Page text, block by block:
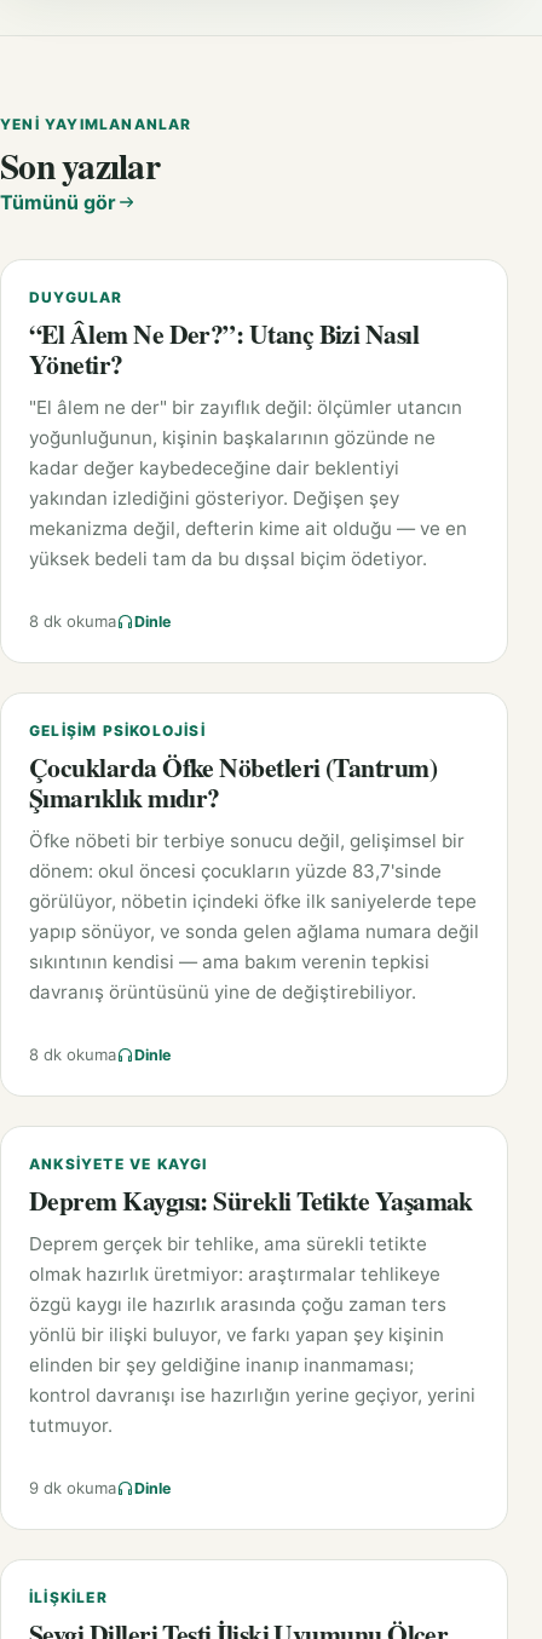
YENI YAYIMLANANLAR
Son yazılar
Tümünü gör
DUYGULAR
“El Âlem Ne Der?”: Utanç Bizi Nasıl
Yönetir?
"El âlem ne der" bir zayıflık değil: ölçümler utancın
yoğunluğunun, kişinin başkalarının gözünde ne
kadar değer kaybedeceğine dair beklentiyi
yakından izlediğini gösteriyor. Değişen şey
mekanizma değil, defterin kime ait olduğu — ve en
yüksek bedeli tam da bu dışsal biçim ödetiyor.
8 dk okuma Dinle
GELIŞIM PSIKOLOJISI
Çocuklarda Öfke Nöbetleri (Tantrum)
Şımarıklık mıdır?
Öfke nöbeti bir terbiye sonucu değil, gelişimsel bir
dönem: okul öncesi çocukların yüzde 83,7'sinde
görülüyor, nöbetin içindeki öfke ilk saniyelerde tepe
yapıp sönüyor, ve sonda gelen ağlama numara değil
sıkıntının kendisi — ama bakım verenin tepkisi
davranış örüntüsünü yine de değiştirebiliyor.
8 dk okuma Dinle
ANKSIYETE VE KAYGI
Deprem Kaygısı: Sürekli Tetikte Yaşamak
Deprem gerçek bir tehlike, ama sürekli tetikte
olmak hazırlık üretmiyor: araştırmalar tehlikeye
özgü kaygı ile hazırlık arasında çoğu zaman ters
yönlü bir ilişki buluyor, ve farkı yapan şey kişinin
elinden bir şey geldiğine inanıp inanmaması;
kontrol davranışı ise hazırlığın yerine geçiyor, yerini
tutmuyor.
9 dk okuma Dinle
İLIŞKILER